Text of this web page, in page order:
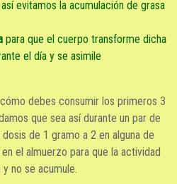
evitamos la acumulación de grasa
para que el cuerpo transforme dicha
el día y se asimile
debes consumir los primeros 3
que sea así durante un par de
de 1 gramo a 2 en alguna de
el almuerzo para que la actividad
no se acumule.